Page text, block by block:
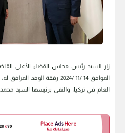
زار السيد رئيس مجلس القضاء الأعلى
الموافق 14 /11 /2024 رفقة
العام في تركيا، والتقى برئيسها السيد